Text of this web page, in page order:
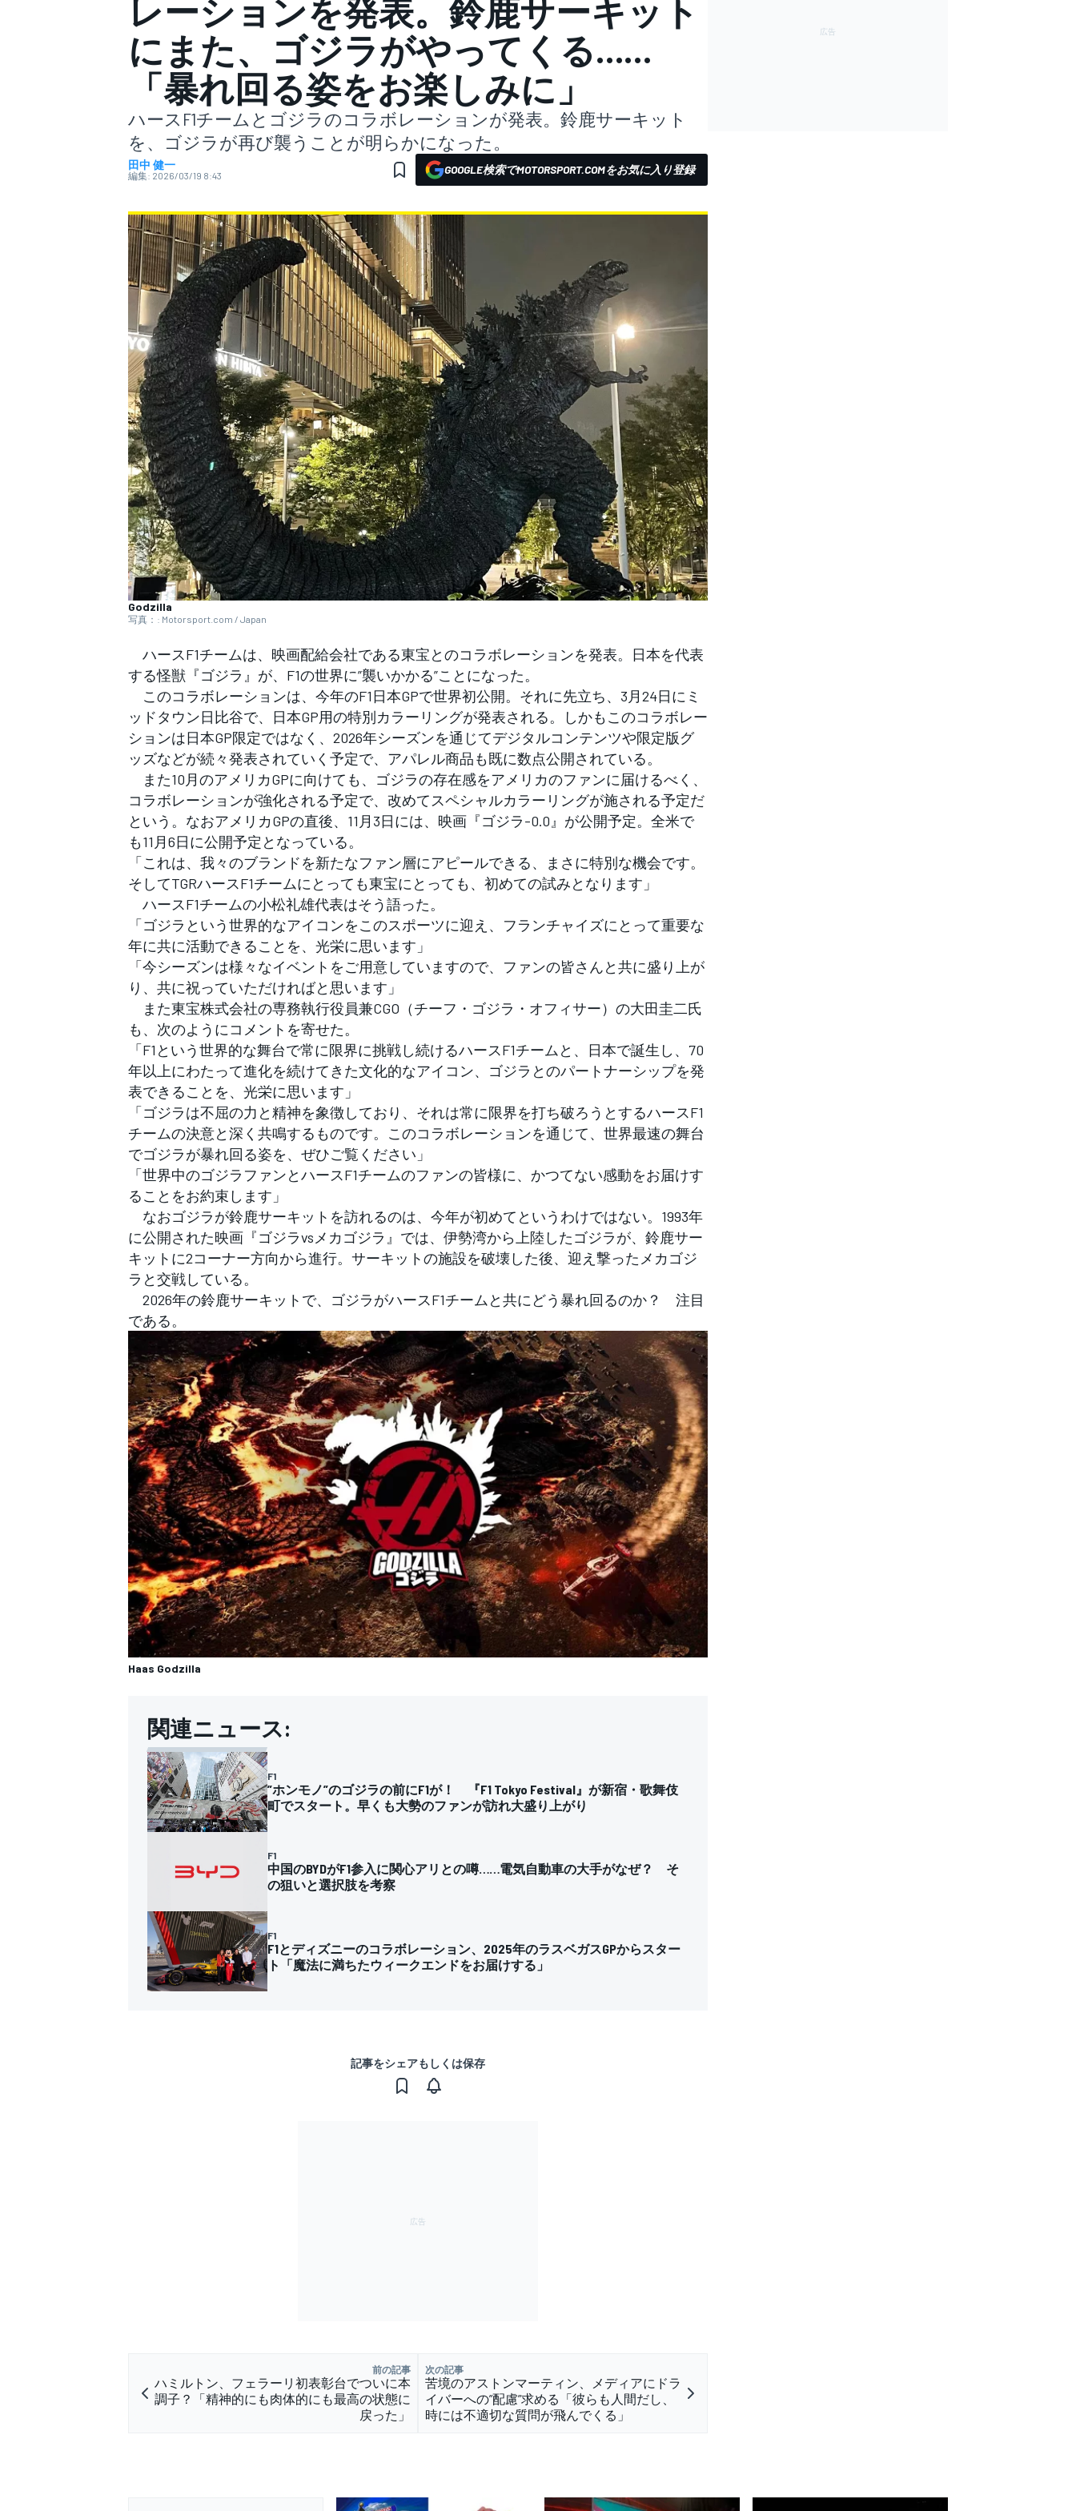
スーパーフォーミュラ
スーパーGT
WEC
フォーミュラE
すべてのカテゴリー
レーションを発表。鈴鹿サーキット
にまた、ゴジラがやってくる……
「暴れ回る姿をお楽しみに」
ハースF1チームとゴジラのコラボレーションが発表。鈴鹿サーキット
を、ゴジラが再び襲うことが明らかになった。
田中 健一
編集: 2026/03/19 8:43 GOOGLE検索でMOTORSPORT.COMをお気に入り登録
Godzilla
写真：: Motorsport.com / Japan
ハースF1チームは、映画配給会社である東宝とのコラボレーションを発表。日本を代表
する怪獣『ゴジラ』が、F1の世界に”襲いかかる”ことになった。
このコラボレーションは、今年のF1日本GPで世界初公開。それに先立ち、3月24日にミ
ッドタウン日比谷で、日本GP用の特別カラーリングが発表される。しかもこのコラボレー
ションは日本GP限定ではなく、2026年シーズンを通じてデジタルコンテンツや限定版グ
ッズなどが続々発表されていく予定で、アパレル商品も既に数点公開されている。
また10月のアメリカGPに向けても、ゴジラの存在感をアメリカのファンに届けるべく、
コラボレーションが強化される予定で、改めてスペシャルカラーリングが施される予定だ
という。なおアメリカGPの直後、11月3日には、映画『ゴジラ-0.0』が公開予定。全米で
も11月6日に公開予定となっている。
「これは、我々のブランドを新たなファン層にアピールできる、まさに特別な機会です。
そしてTGRハースF1チームにとっても東宝にとっても、初めての試みとなります」
ハースF1チームの小松礼雄代表はそう語った。
「ゴジラという世界的なアイコンをこのスポーツに迎え、フランチャイズにとって重要な
年に共に活動できることを、光栄に思います」
「今シーズンは様々なイベントをご用意していますので、ファンの皆さんと共に盛り上が
り、共に祝っていただければと思います」
また東宝株式会社の専務執行役員兼CGO（チーフ・ゴジラ・オフィサー）の大田圭二氏
も、次のようにコメントを寄せた。
「F1という世界的な舞台で常に限界に挑戦し続けるハースF1チームと、日本で誕生し、70
年以上にわたって進化を続けてきた文化的なアイコン、ゴジラとのパートナーシップを発
表できることを、光栄に思います」
「ゴジラは不屈の力と精神を象徴しており、それは常に限界を打ち破ろうとするハースF1
チームの決意と深く共鳴するものです。このコラボレーションを通じて、世界最速の舞台
でゴジラが暴れ回る姿を、ぜひご覧ください」
「世界中のゴジラファンとハースF1チームのファンの皆様に、かつてない感動をお届けす
ることをお約束します」
なおゴジラが鈴鹿サーキットを訪れるのは、今年が初めてというわけではない。1993年
に公開された映画『ゴジラvsメカゴジラ』では、伊勢湾から上陸したゴジラが、鈴鹿サー
キットに2コーナー方向から進行。サーキットの施設を破壊した後、迎え撃ったメカゴジ
ラと交戦している。
2026年の鈴鹿サーキットで、ゴジラがハースF1チームと共にどう暴れ回るのか？ 注目
である。
Haas Godzilla
関連ニュース:
F1
”ホンモノ”のゴジラの前にF1が！ 『F1 Tokyo Festival』が新宿・歌舞伎
町でスタート。早くも大勢のファンが訪れ大盛り上がり
F1
中国のBYDがF1参入に関心アリとの噂……電気自動車の大手がなぜ？ そ
の狙いと選択肢を考察
F1
F1とディズニーのコラボレーション、2025年のラスベガスGPからスター
ト「魔法に満ちたウィークエンドをお届けする」
記事をシェアもしくは保存
前の記事
ハミルトン、フェラーリ初表彰台でついに本
調子？「精神的にも肉体的にも最高の状態に
戻った」
次の記事
苦境のアストンマーティン、メディアにドラ
イバーへの”配慮”求める「彼らも人間だし、
時には不適切な質問が飛んでくる」